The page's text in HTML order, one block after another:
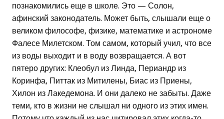
познакомились еще в школе. Это — Солон,
афинский законодатель. Может быть, слышали еще о
великом философе, физике, математике и астрономе
Фалесе Милетском. Том самом, который учил, что все
из воды выходит и в воду возвращается. А вот
пятеро других: Клеобул из Линда, Периандр из
Коринфа, Питтак из Митилены, Биас из Приены,
Хилон из Лакедемона. И они далеко не забыты. Даже
теми, кто в жизни не слышал ни одного из этих имен.